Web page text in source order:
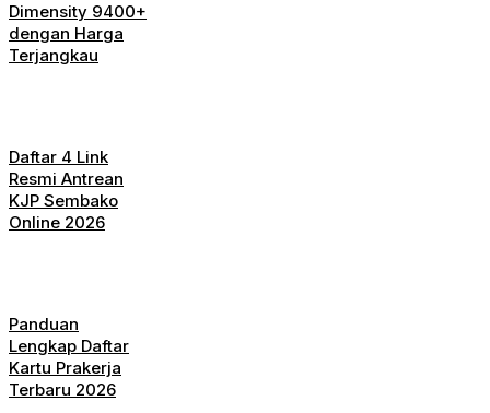
Dimensity 9400+
dengan Harga
Terjangkau
Daftar 4 Link
Resmi Antrean
KJP Sembako
Online 2026
Panduan
Lengkap Daftar
Kartu Prakerja
Terbaru 2026